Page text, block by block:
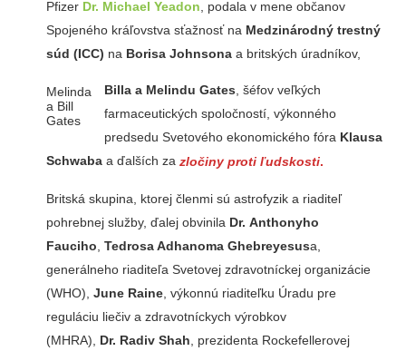
Pfizer Dr. Michael Yeadon , podala v mene občanov
Spojeného kráľovstva sťažnosť na Medzinárodný trestný
súd (ICC) na Borisa Johnsonaa britských úradníkov,
Melinda
a Bill
Gates
Billa a Melindu Gates , šéfov veľkých
farmaceutických spoločností, výkonného
predsedu Svetového ekonomického fóra Klausa
Schwabaa ďalších za zločiny proti ľudskosti.
Britská skupina, ktorej členmi sú astrofyzik a riaditeľ
pohrebnej služby, ďalej obvinila Dr. Anthonyho
Fauciho Tedrosa Adhanoma Ghebreyesusa,
generálneho riaditeľa Svetovej zdravotníckej organizácie
(WHO), June Raine, výkonnú riaditeľku Úradu pre
reguláciu liečiv a zdravotníckych výrobkov
(MHRA), Dr. Radiv Shah , prezidenta Rockefellerovej